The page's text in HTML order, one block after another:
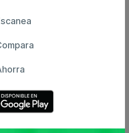
de precio